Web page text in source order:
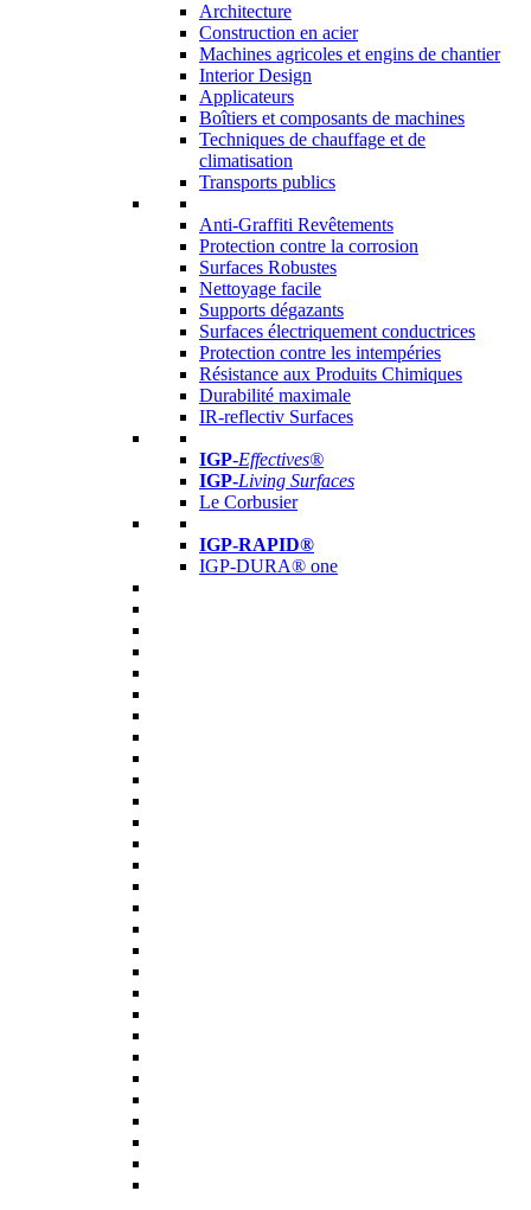
Architecture
Construction en acier
Machines agricoles et engins de chantier
Interior Design
Applicateurs
Boîtiers et composants de machines
Techniques de chauffage et de
climatisation
Transports publics
Anti-Graffiti Revêtements
Protection contre la corrosion
Surfaces Robustes
Nettoyage facile
Supports dégazants
Surfaces électriquement conductrices
Protection contre les intempéries
Résistance aux Produits Chimiques
Durabilité maximale
IR-reflectiv Surfaces
IGP-Effectives®
IGP-Living Surfaces
Le Corbusier
IGP-RAPID®
IGP-DURA® one